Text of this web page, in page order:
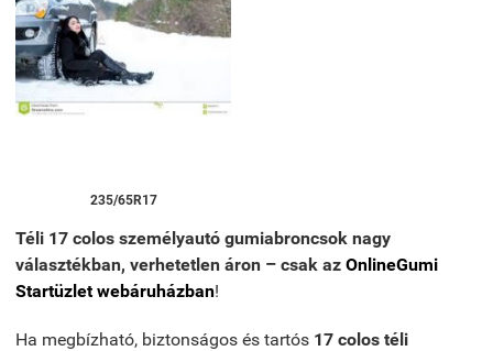
235/65R17
Téli 17 colos személyautó gumiabroncsok nagy
választékban, verhetetlen áron – csak az OnlineGumi
Startüzlet webáruházban!
Ha megbízható, biztonságos és tartós 17 colos téli